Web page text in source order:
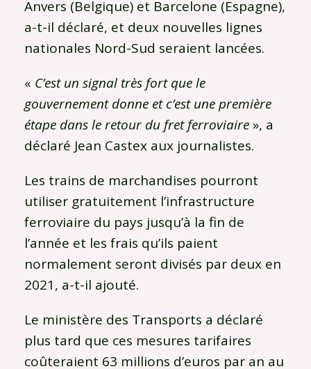
Anvers (Belgique) et Barcelone (Espagne),
a-t-il déclaré, et deux nouvelles lignes
nationales Nord-Sud seraient lancées.
« C’est un signal très fort que le
gouvernement donne et c’est une première
étape dans le retour du fret ferroviaire », a
déclaré Jean Castex aux journalistes.
Les trains de marchandises pourront
utiliser gratuitement l’infrastructure
ferroviaire du pays jusqu’à la fin de
l’année et les frais qu’ils paient
normalement seront divisés par deux en
2021, a-t-il ajouté.
Le ministère des Transports a déclaré
plus tard que ces mesures tarifaires
coûteraient 63 millions d’euros par an au